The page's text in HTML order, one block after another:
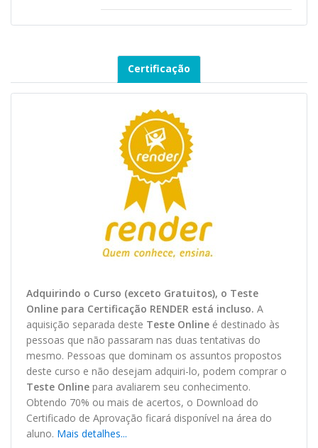
Certificação
Adquirindo o Curso (exceto Gratuitos), o Teste
Online para Certificação RENDER está incluso. A
aquisição separada deste Teste Online é destinado às
pessoas que não passaram nas duas tentativas do
mesmo. Pessoas que dominam os assuntos propostos
deste curso e não desejam adquiri-lo, podem comprar o
Teste Online para avaliarem seu conhecimento.
Obtendo 70% ou mais de acertos, o Download do
Certificado de Aprovação ficará disponível na área do
aluno. Mais detalhes...